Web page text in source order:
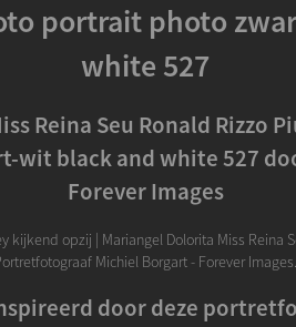
portrait photo
white 527
Reina Seu Ronald Rizzo
wit black and white 527
Forever Images
kijkend opzij | Mariangel Dolorita Miss Reina
Michiel Borgart - Forever Images.
door deze